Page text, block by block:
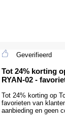
Geverifieerd
Tot 24% korting
RYAN-02 -
Tot 24% korting op
favorieten van
aanbieding en geen